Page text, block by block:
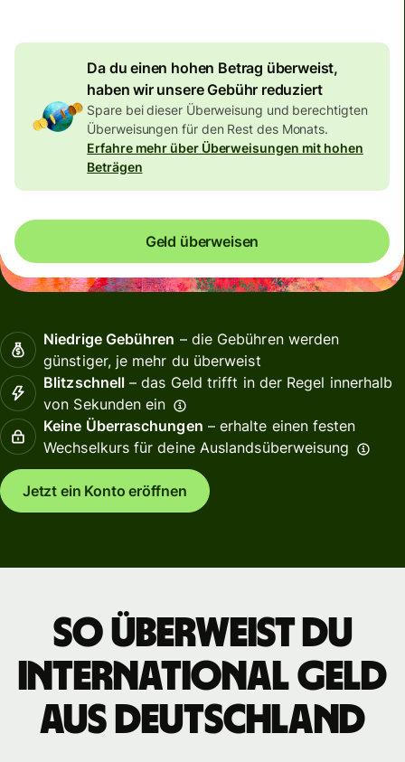
Da du einen hohen Betrag überweist,
haben wir unsere Gebühr reduziert
Spare bei dieser Überweisung und berechtigten
Überweisungen für den Rest des Monats.
Erfahre mehr über Überweisungen mit hohen
Beträgen
Geld überweisen
Niedrige Gebühren – die Gebühren werden
günstiger, je mehr du überweist
Blitzschnell – das Geld trifft in der Regel innerhalb
von Sekunden ein
Keine Überraschungen – erhalte einen festen
Wechselkurs für deine Auslandsüberweisung
Jetzt ein Konto eröffnen
So überweist du
international Geld
aus Deutschland